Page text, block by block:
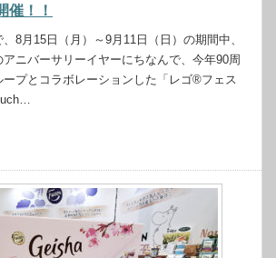
催！！
8月15日（月）～9月11日（日）の期間中、
ニバーサリーイヤーにちなんで、今年90周
プとコラボレーションした「レゴ®フェス